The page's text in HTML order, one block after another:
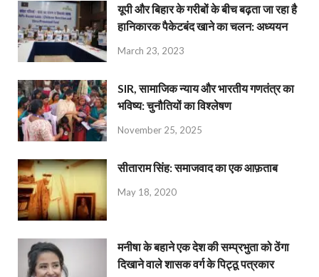
यूपी और बिहार के गरीबों के बीच बढ़ता जा रहा है
हानिकारक पैकेटबंद खाने का चलन: अध्ययन
March 23, 2023
SIR, सामाजिक न्याय और भारतीय गणतंत्र का
भविष्य: चुनौतियों का विश्लेषण
November 25, 2025
सीताराम सिंह: समाजवाद का एक आफ़ताब
May 18, 2020
मनीषा के बहाने एक देश की सम्प्रभुता को ठेंगा
दिखाने वाले शासक वर्ग के पिट्ठू पत्रकार